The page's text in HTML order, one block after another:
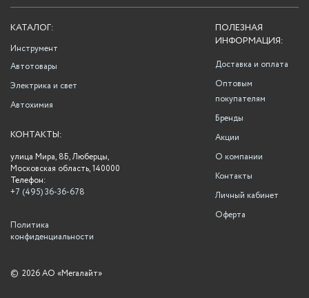
ПОЛЕЗНАЯ
ИНФОРМАЦИЯ:
Доставка и оплата
Оптовым
покупателям
Бренды
Акции
О компании
Контакты
Личный кабинет
Оферта
КАТАЛОГ:
Инструмент
Автотовары
Электрика и свет
Автохимия
КОНТАКТЫ:
улица Мира, 8Б, Люберцы,
Московская область, 140000
Телефон:
+7 (495) 36-36-678
Политика
конфиденциальности
© 2026 АО «Мегалайт»